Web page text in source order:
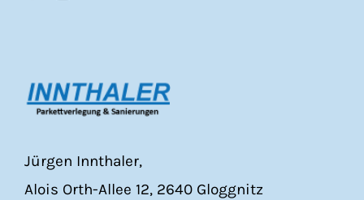
Jürgen Innthaler,
Alois Orth-Allee 12, 2640 Gloggnitz